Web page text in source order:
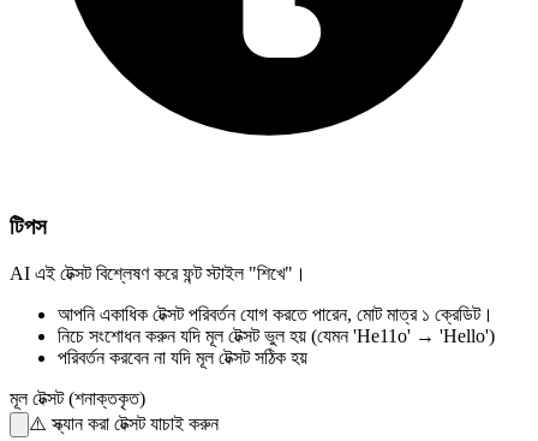
টিপস
AI এই টেক্সট বিশ্লেষণ করে ফন্ট স্টাইল "শিখে"।
আপনি একাধিক টেক্সট পরিবর্তন যোগ করতে পারেন, মোট মাত্র ১ ক্রেডিট।
নিচে সংশোধন করুন যদি মূল টেক্সট ভুল হয় (যেমন 'He11o' → 'Hello')
পরিবর্তন করবেন না যদি মূল টেক্সট সঠিক হয়
মূল টেক্সট (শনাক্তকৃত)
⚠️স্ক্যান করা টেক্সট যাচাই করুন